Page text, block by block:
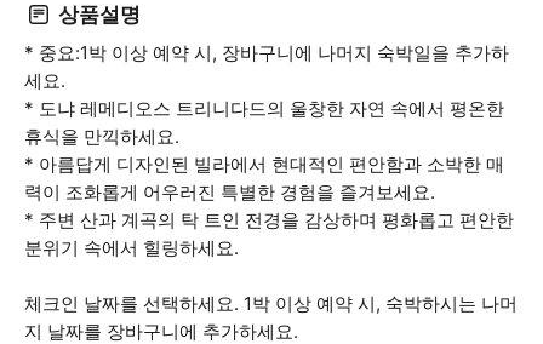
상품설명
* 중요:1박 이상 예약 시, 장바구니에 나머지 숙박일을 추가하
세요.
* 도냐 레메디오스 트리니다드의 울창한 자연 속에서 평온한
휴식을 만끽하세요.
* 아름답게 디자인된 빌라에서 현대적인 편안함과 소박한 매
력이 조화롭게 어우러진 특별한 경험을 즐겨보세요.
* 주변 산과 계곡의 탁 트인 전경을 감상하며 평화롭고 편안한
분위기 속에서 힐링하세요.
체크인 날짜를 선택하세요. 1박 이상 예약 시, 숙박하시는 나머
지 날짜를 장바구니에 추가하세요.